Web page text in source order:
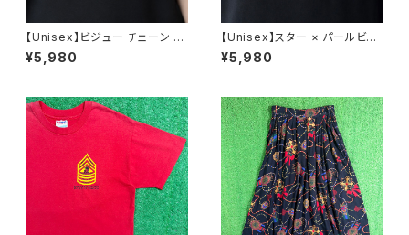
【Unisex】ビジュー チェーン ブ
レスレット / 古着 アクセサリー
N0737
¥5,980
【Unisex】スター × パールビー
ズ チャーム チェーン ブレスレッ
ト / 古着 アクセサリー N1109
¥5,980